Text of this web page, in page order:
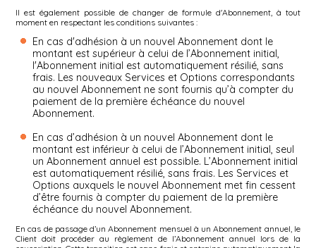
Il est également possible de changer de formule d'Abonnement, à tout
moment en respectant les conditions suivantes :
En cas d'adhésion à un nouvel Abonnement dont le
montant est supérieur à celui de l’Abonnement initial,
l'Abonnement initial est automatiquement résilié, sans
frais. Les nouveaux Services et Options correspondants
au nouvel Abonnement ne sont fournis qu’à compter du
paiement de la première échéance du nouvel
Abonnement.
En cas d’adhésion à un nouvel Abonnement dont le
montant est inférieur à celui de l’Abonnement initial, seul
un Abonnement annuel est possible. L’Abonnement initial
est automatiquement résilié, sans frais. Les Services et
Options auxquels le nouvel Abonnement met fin cessent
d’être fournis à compter du paiement de la première
échéance du nouvel Abonnement.
En cas de passage d’un Abonnement mensuel à un Abonnement annuel, le
Client doit procéder au règlement de l’Abonnement annuel lors de la